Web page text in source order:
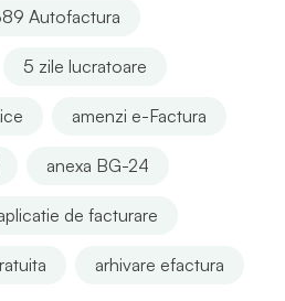
Autofactura
5 zile lucratoare
amenzi e-Factura
anexa BG-24
de facturare
arhivare efactura